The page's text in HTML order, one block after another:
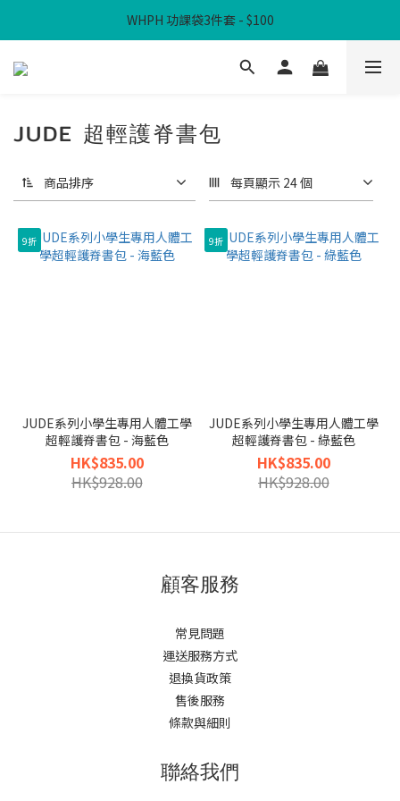
滿$300免本地運費
WHPH 功課袋3件套 - $100
滿$300免本地運費
JUDE 超輕護脊書包
商品排序 每頁顯示 24 個
9折
JUDE系列小學生專用人體工學
超輕護脊書包 - 海藍色
HK$835.00
HK$928.00
9折
JUDE系列小學生專用人體工學
超輕護脊書包 - 綠藍色
HK$835.00
HK$928.00
顧客服務
常見問題
運送服務方式
退換貨政策
售後服務
條款與細則
聯絡我們